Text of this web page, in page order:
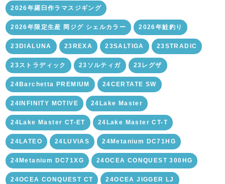
2026年羅臼作ラマスジギング
2026年限定生産 岡ジグ シェルカラー 2026年鮭釣り
23DIALUNA 23REXA 23SALTIGA 23STRADIC
23ストラディック 23ソルティガ 23レグザ
24Barchetta PREMIUM 24CERTATE SW
24INFINITY MOTIVE 24Lake Master
24Lake Master CT-ET 24Lake Master CT-T
24LATEO 24LUVIAS 24Metanium DC71HG
24Metanium DC71XG 24OCEA CONQUEST 300HG
24OCEA CONQUEST CT 24OCEA JIGGER LJ